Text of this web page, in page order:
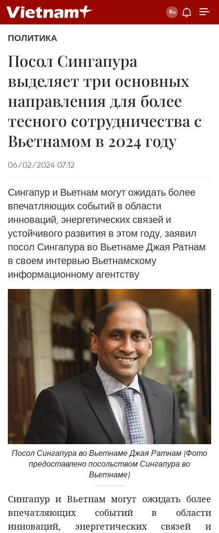
ПОЛИТИКА
Посол Сингапура
выделяет три основных
направления для более
тесного сотрудничества с
Вьетнамом в 2024 году
06/02/2024 07:12
Сингапур и Вьетнам могут ожидать более
впечатляющих событий в области
инноваций, энергетических связей и
устойчивого развития в этом году, заявил
посол Сингапура во Вьетнаме Джая Ратнам
в своем интервью Вьетнамскому
информационному агентству
Посол Сингапура во Вьетнаме Джая Ратнам (Фото
предоставлено посольством Сингапура во
Вьетнаме)
Сингапур и Вьетнам могут ожидать более
впечатляющих событий в области
инноваций, энергетических связей и